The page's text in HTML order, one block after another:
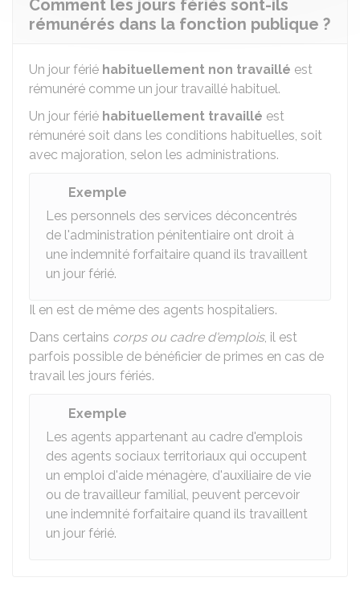
Comment les jours fériés sont-ils
rémunérés dans la fonction publique ?
Un jour férié habituellement non travaillé est
rémunéré comme un jour travaillé habituel.
Un jour férié habituellement travaillé est
rémunéré soit dans les conditions habituelles, soit
avec majoration, selon les administrations.
Exemple
Les personnels des services déconcentrés
de l'administration pénitentiaire ont droit à
une indemnité forfaitaire quand ils travaillent
un jour férié.
Il en est de même des agents hospitaliers.
Dans certains corps ou cadre d'emplois, il est
parfois possible de bénéficier de primes en cas de
travail les jours fériés.
Exemple
Les agents appartenant au cadre d'emplois
des agents sociaux territoriaux qui occupent
un emploi d'aide ménagère, d'auxiliaire de vie
ou de travailleur familial, peuvent percevoir
une indemnité forfaitaire quand ils travaillent
un jour férié.